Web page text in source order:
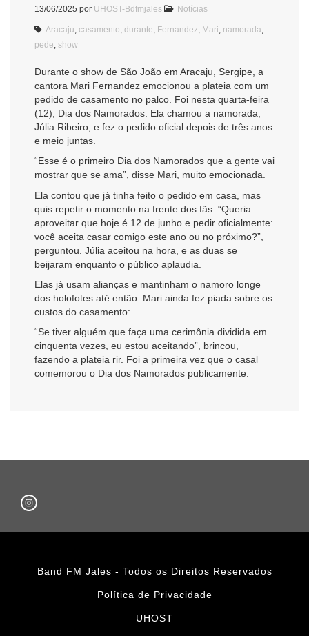
13/06/2025 por UHOST-Bdfmjales Notícias
Aracaju casamento durante Fernandez Mari namorada
pede show
Durante o show de São João em Aracaju, Sergipe, a
cantora Mari Fernandez emocionou a plateia com um
pedido de casamento no palco. Foi nesta quarta-feira
(12), Dia dos Namorados. Ela chamou a namorada,
Júlia Ribeiro, e fez o pedido oficial depois de três anos
e meio juntas.
“Esse é o primeiro Dia dos Namorados que a gente vai
mostrar que se ama”, disse Mari, muito emocionada.
Ela contou que já tinha feito o pedido em casa, mas
quis repetir o momento na frente dos fãs. “Queria
aproveitar que hoje é 12 de junho e pedir oficialmente:
você aceita casar comigo este ano ou no próximo?”,
perguntou. Júlia aceitou na hora, e as duas se
beijaram enquanto o público aplaudia.
Elas já usam alianças e mantinham o namoro longe
dos holofotes até então. Mari ainda fez piada sobre os
custos do casamento:
“Se tiver alguém que faça uma cerimônia dividida em
cinquenta vezes, eu estou aceitando”, brincou,
fazendo a plateia rir. Foi a primeira vez que o casal
comemorou o Dia dos Namorados publicamente.
Band FM Jales - Todos os Direitos Reservados
Política de Privacidade
UHOST